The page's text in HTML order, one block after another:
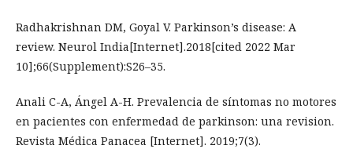
Radhakrishnan DM, Goyal V. Parkinson’s disease: A
review. Neurol India[Internet].2018[cited 2022 Mar
10];66(Supplement):S26–35.
Anali C-A, Ángel A-H. Prevalencia de síntomas no motores
en pacientes con enfermedad de parkinson: una revision.
Revista Médica Panacea [Internet]. 2019;7(3).